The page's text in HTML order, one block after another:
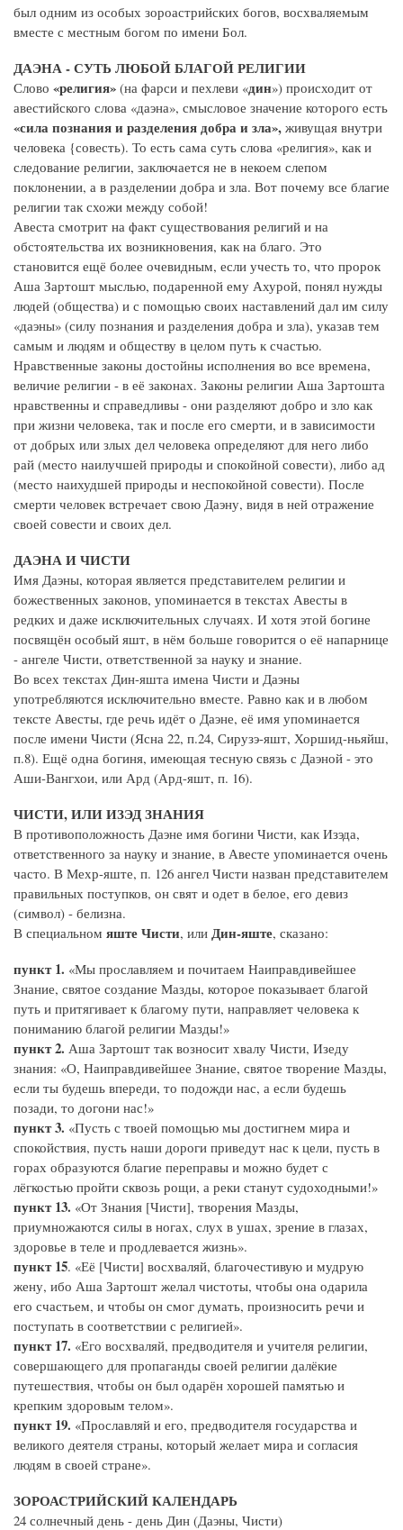
был одним из особых зороастрийских богов, восхваляемым
вместе с местным богом по имени Бол.
ДАЭНА - СУТЬ ЛЮБОЙ БЛАГОЙ РЕЛИГИИ
Слово «религия» (на фарси и пехлеви «дин») происходит от
авестийского слова «даэна», смысловое значение которого есть
«сила познания и разделения добра и зла», живущая внутри
человека {совесть). То есть сама суть слова «религия», как и
следование религии, заключается не в некоем слепом
поклонении, а в разделении добра и зла. Вот почему все благие
религии так схожи между собой!
Авеста смотрит на факт существования религий и на
обстоятельства их возникновения, как на благо. Это
становится ещё более очевидным, если учесть то, что пророк
Аша Зартошт мыслью, подаренной ему Ахурой, понял нужды
людей (общества) и с помощью своих наставлений дал им силу
«даэны» (силу познания и разделения добра и зла), указав тем
самым и людям и обществу в целом путь к счастью.
Нравственные законы достойны исполнения во все времена,
величие религии - в её законах. Законы религии Аша Зартошта
нравственны и справедливы - они разделяют добро и зло как
при жизни человека, так и после его смерти, и в зависимости
от добрых или злых дел человека определяют для него либо
рай (место наилучшей природы и спокойной совести), либо ад
(место наихудшей природы и неспокойной совести). После
смерти человек встречает свою Даэну, видя в ней отражение
своей совести и своих дел.
ДАЭНА И ЧИСТИ
Имя Даэны, которая является представителем религии и
божественных законов, упоминается в текстах Авесты в
редких и даже исключительных случаях. И хотя этой богине
посвящён особый яшт, в нём больше говорится о её напарнице
- ангеле Чисти, ответственной за науку и знание.
Во всех текстах Дин-яшта имена Чисти и Даэны
употребляются исключительно вместе. Равно как и в любом
тексте Авесты, где речь идёт о Даэне, её имя упоминается
после имени Чисти (Ясна 22, п.24, Сирузэ-яшт, Хоршид-ньяйш,
п.8). Ещё одна богиня, имеющая тесную связь с Даэной - это
Аши-Вангхои, или Ард (Ард-яшт, п. 16).
ЧИСТИ, ИЛИ ИЗЭД ЗНАНИЯ
В противоположность Даэне имя богини Чисти, как Изэда,
ответственного за науку и знание, в Авесте упоминается очень
часто. В Мехр-яште, п. 126 ангел Чисти назван представителем
правильных поступков, он свят и одет в белое, его девиз
(символ) - белизна.
В специальном яште Чисти, или Дин-яште, сказано:
пункт 1. «Мы прославляем и почитаем Наиправдивейшее
Знание, святое создание Мазды, которое показывает благой
путь и притягивает к благому пути, направляет человека к
пониманию благой религии Мазды!»
пункт 2. Аша Зартошт так возносит хвалу Чисти, Изеду
знания: «О, Наиправдивейшее Знание, святое творение Мазды,
если ты будешь впереди, то подожди нас, а если будешь
позади, то догони нас!»
пункт 3. «Пусть с твоей помощью мы достигнем мира и
спокойствия, пусть наши дороги приведут нас к цели, пусть в
горах образуются благие переправы и можно будет с
лёгкостью пройти сквозь рощи, а реки станут судоходными!»
пункт 13. «От Знания [Чисти], творения Мазды,
приумножаются силы в ногах, слух в ушах, зрение в глазах,
здоровье в теле и продлевается жизнь».
пункт 15. «Её [Чисти] восхваляй, благочестивую и мудрую
жену, ибо Аша Зартошт желал чистоты, чтобы она одарила
его счастьем, и чтобы он смог думать, произносить речи и
поступать в соответствии с религией».
пункт 17. «Его восхваляй, предводителя и учителя религии,
совершающего для пропаганды своей религии далёкие
путешествия, чтобы он был одарён хорошей памятью и
крепким здоровым телом».
пункт 19. «Прославляй и его, предводителя государства и
великого деятеля страны, который желает мира и согласия
людям в своей стране».
ЗОРОАСТРИЙСКИЙ КАЛЕНДАРЬ
24 солнечный день - день Дин (Даэны, Чисти)